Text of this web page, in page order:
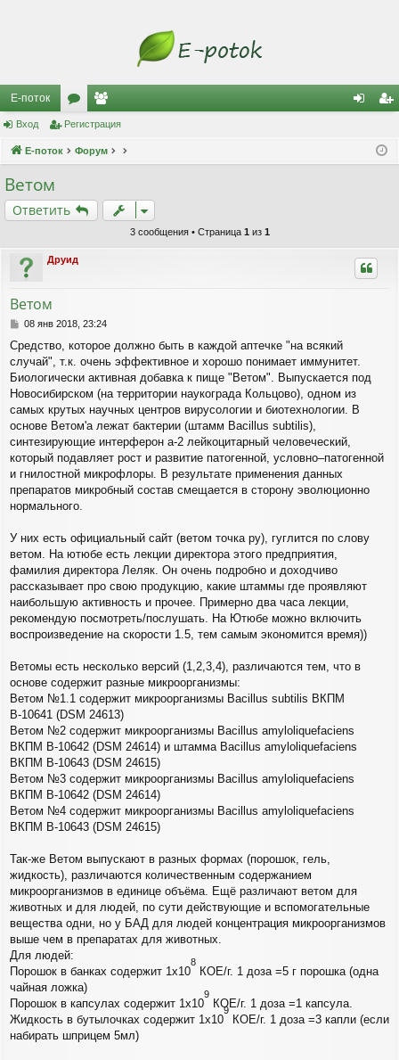
Е-поток
ор
ум
ол
ьз
ат
ис
Вход Регистрация
Е-поток Форум
Ветом
Ответить
3 сообщения • Страница 1 из 1
Друид
Ветом
С
о
б
щ
е
и
е
08 янв 2018, 23:24
Средство, которое должно быть в каждой аптечке "на всякий
случай", т.к. очень эффективное и хорошо понимает иммунитет.
Биологически активная добавка к пище "Ветом". Выпускается под
Новосибирском (на территории наукограда Кольцово), одном из
самых крутых научных центров вирусологии и биотехнологии. В
основе Ветом'а лежат бактерии (штамм Bacillus subtilis),
синтезирующие интерферон a-2 лейкоцитарный человеческий,
который подавляет рост и развитие патогенной, условно–патогенной
и гнилостной микрофлоры. В результате применения данных
препаратов микробный состав смещается в сторону эволюционно
нормального.
У них есть официальный сайт (ветом точка ру), гуглится по слову
ветом. На ютюбе есть лекции директора этого предприятия,
фамилия директора Леляк. Он очень подробно и доходчиво
рассказывает про свою продукцию, какие штаммы где проявляют
наибольшую активность и прочее. Примерно два часа лекции,
рекомендую посмотреть/послушать. На Ютюбе можно включить
воспроизведение на скорости 1.5, тем самым экономится время))
Ветомы есть несколько версий (1,2,3,4), различаются тем, что в
основе содержит разные микроорганизмы:
Ветом №1.1 содержит микроорганизмы Bacillus subtilis ВКПМ
В-10641 (DSM 24613)
Ветом №2 содержит микроорганизмы Bacillus amyloliquefaciens
ВКПМ В-10642 (DSM 24614) и штамма Bacillus amyloliquefaciens
ВКПМ В-10643 (DSM 24615)
Ветом №3 содержит микроорганизмы Bacillus amyloliquefaciens
ВКПМ В-10642 (DSM 24614)
Ветом №4 содержит микроорганизмы Bacillus amyloliquefaciens
ВКПМ В-10643 (DSM 24615)
Так-же Ветом выпускают в разных формах (порошок, гель,
жидкость), различаются количественным содержанием
микроорганизмов в единице объёма. Ещё различают ветом для
животных и для людей, по сути действующие и вспомогательные
вещества одни, но у БАД для людей концентрация микроорганизмов
выше чем в препаратах для животных.
Для людей:
Порошок в банках содержит 1х10
8
КОЕ/г. 1 доза =5 г порошка (одна
чайная ложка)
Порошок в капсулах содержит 1х10
9
КОЕ/г. 1 доза =1 капсула.
Жидкость в бутылочках содержит 1х10
9
КОЕ/г. 1 доза =3 капли (если
набирать шприцем 5мл)